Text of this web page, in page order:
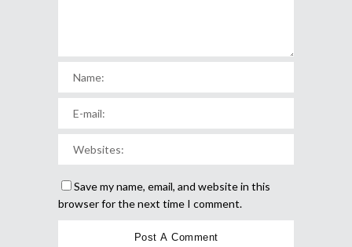
Save my name, email, and website in this
browser for the next time I comment.